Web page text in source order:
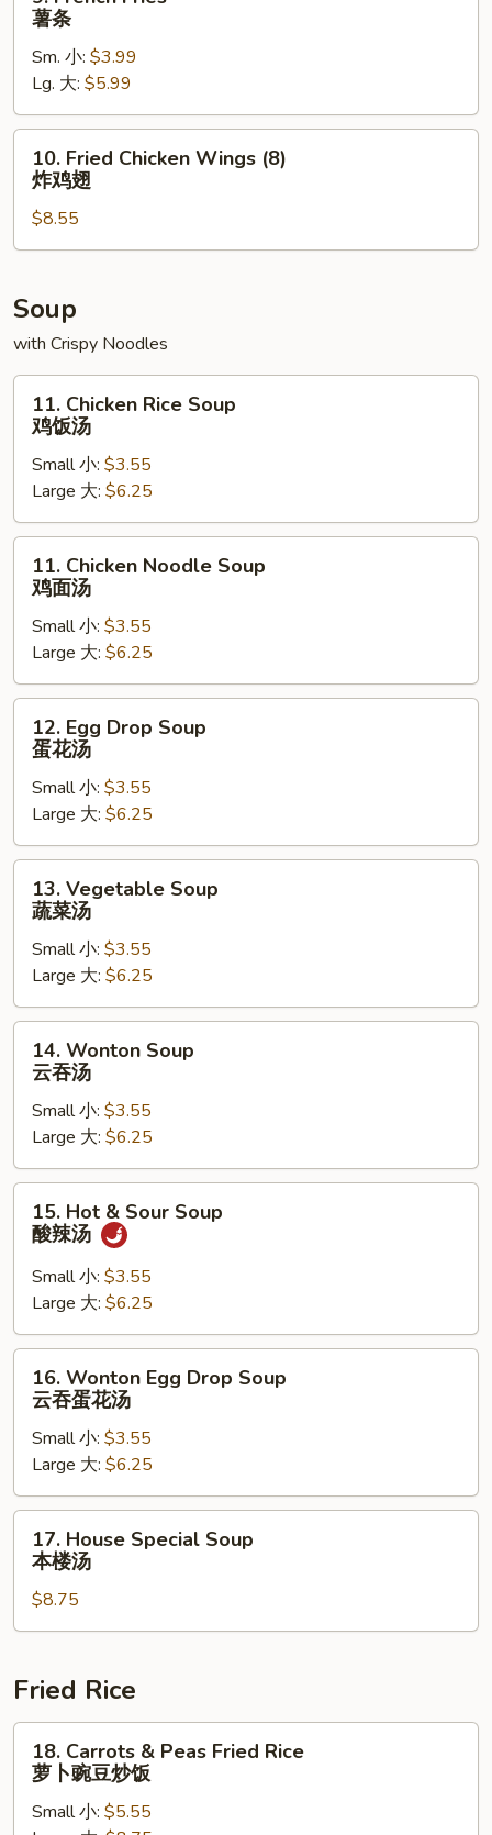
French
Fries
薯条
Sm. 小: $3.99
Lg. 大: $5.99
Fried
Chicken
Wings
(8)
鸡
10. Fried Chicken Wings (8)
炸鸡翅
$8.55
Soup
with Crispy Noodles
Chicken
Rice
Soup
饭
汤
11. Chicken Rice Soup
鸡饭汤
Small 小: $3.55
Large 大: $6.25
Chicken
Noodle
Soup
面
汤
11. Chicken Noodle Soup
鸡面汤
Small 小: $3.55
Large 大: $6.25
Egg
Drop
Soup
花
汤
12. Egg Drop Soup
蛋花汤
Small 小: $3.55
Large 大: $6.25
Vegetable
Soup
汤
13. Vegetable Soup
蔬菜汤
Small 小: $3.55
Large 大: $6.25
Wonton
Soup
汤
14. Wonton Soup
云吞汤
Small 小: $3.55
Large 大: $6.25
Hot
Sour
Soup
酸
辣
15. Hot & Sour Soup
酸辣汤
Small 小: $3.55
Large 大: $6.25
Wonton
Egg
Drop
Soup
云
吞
16. Wonton Egg Drop Soup
云吞蛋花汤
Small 小: $3.55
Large 大: $6.25
House
Special
Soup
本
汤
17. House Special Soup
本楼汤
$8.75
Fried Rice
Carrots
Peas
18. Carrots & Peas Fried Rice
萝卜豌豆炒饭
Small 小: $5.55